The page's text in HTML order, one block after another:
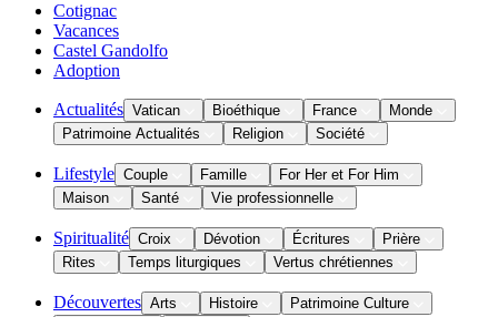
Cotignac
Vacances
Castel Gandolfo
Adoption
Actualités Vatican Bioéthique France
Monde
Patrimoine Actualités
Religion Société
Lifestyle Couple Famille
For Her et For Him
Maison
Santé Vie professionnelle
Spiritualité Croix Dévotion Écritures
Prière
Rites
Temps liturgiques Vertus chrétiennes
Découvertes Arts Histoire
Patrimoine Culture